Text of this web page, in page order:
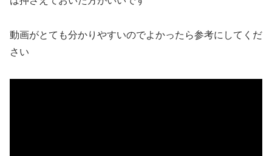
動画がとても分かりやすいのでよかったら参考にしてくだ
さい